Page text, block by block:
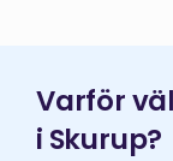
Varför
i Skurup?